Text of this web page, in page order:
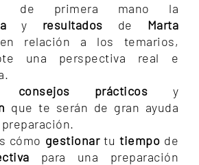
de primera mano la
y resultados de Marta
relación a los temarios,
una perspectiva real e
consejos prácticos y
que te serán de gran ayuda
cómo gestionartutiempo de
para una preparación